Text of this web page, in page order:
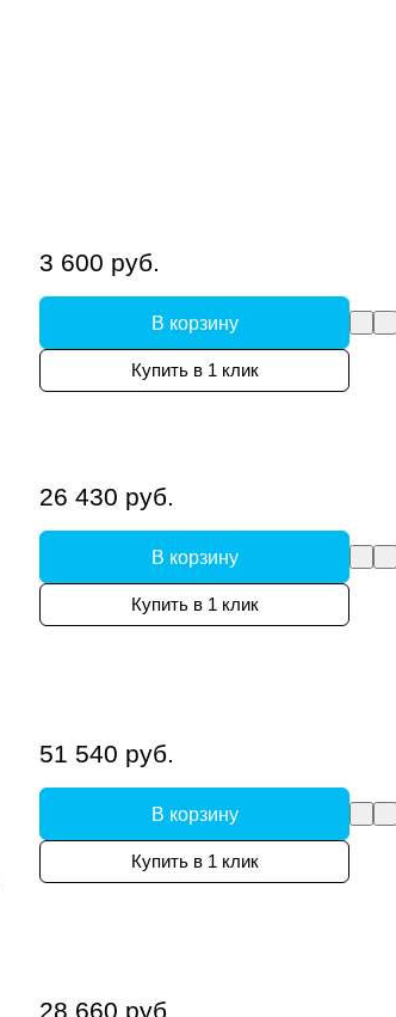
3 600 руб.
В корзину
Купить в 1 клик
26 430 руб.
В корзину
Купить в 1 клик
51 540 руб.
В корзину
Купить в 1 клик
28 660 руб.